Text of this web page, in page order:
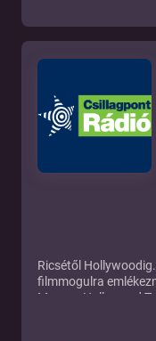
Ricsétől
filmmogulra
Magyar Hollywood